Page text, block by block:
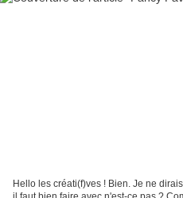
Hello les créati(f)ves ! Bien. Je ne